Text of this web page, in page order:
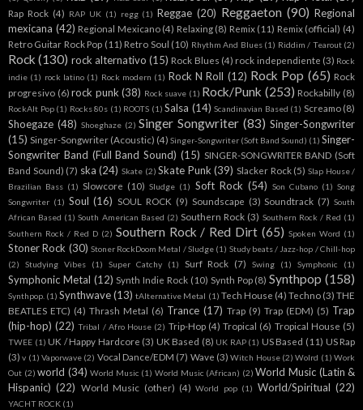
Rap Rock (4) RAP UK (1) regg (1) Reggae (20) Reggaeton (90) Regional
mexicana (42) Regional Mexicano (4) Relaxing (8) Remix (11) Remix (official) (4)
Retro Guitar Rock Pop (11) Retro Soul (10) Rhythm And Blues (1) Riddim / Tearout (2)
Rock (130) rock alternativo (15) Rock Blues (4) rock independiente (3) Rock
indie (1) rock latino (1) Rock modern (1) Rock N Roll (12) Rock Pop (65) Rock
progresivo (6) rock punk (38) Rock suave (1) Rock/Punk (253) Rockabilly (8)
RockAlt Pop (1) Rocks 80s (1) ROOTS (1) Salsa (14) Scandinavian Based (1) Screamo (8)
Shoegaze (48) Shoeghaze (2) Singer Songwriter (83) Singer-Songwriter
(15) Singer-Songwriter (Acoustic) (4) Singer-Songwriter (Soft Band Sound) (1) Singer-
Songwriter Band (Full Band Sound) (15) SINGER-SONGWRITER BAND (Soft
Band Sound) (7) ska (24) Skate (2) Skate Punk (39) Slacker Rock (5) Slap House /
Brazilian Bass (1) Slowcore (10) Sludge (1) Soft Rock (54) Son Cubano (1) Song
Songwriter (1) Soul (16) SOUL ROCK (9) Soundscape (3) Soundtrack (7) South
African Based (1) South American Based (2) Southern Rock (3) Southern Rock / Red (1)
Southern Rock / Red D (2) Southern Rock / Red Dirt (65) Spoken Word (1)
Stoner Rock (30) Stoner RockDoom Metal / Sludge (1) Study beats / Jazz-hop / Chill-hop
(2)
Studying Vibes (1) Super Catchy (1) Surf Rock (7) Swing (1) Symphonic (1)
Symphonic Metal (12) Synth Indie Rock (10) Synth Pop (8) Synthpop (158)
Synthpop. (1) Synthwave (13) tAlternative Metal (1) Tech House (4) Techno (3) THE
BEATLES ETC) (4) Thrash Metal (6) Trance (17) Trap (9) Trap (EDM) (5) Trap
(hip-hop) (22) Tribal / Afro House (2) Trip-Hop (4) Tropical (6) Tropical House (5)
TWEE (1) UK / Happy Hardcore (3) UK Based (8) UK RAP (1) US Based (11) US Rap
(3) v (1) Vaporwave (2) Vocal Dance/EDM (7) Wave (3) Witch House (2) Wolrd (1) Work
Out (2) world (34) World Music (1) World Music (African) (2) World Music (Latin &
Hispanic) (22) World Music (other) (4) World pop (1) World/Spiritual (22)
YACHT ROCK (1)